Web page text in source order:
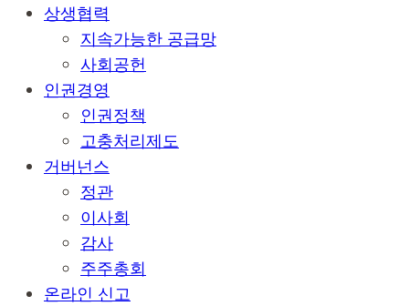
상생협력
지속가능한 공급망
사회공헌
인권경영
인권정책
고충처리제도
거버넌스
정관
이사회
감사
주주총회
온라인 신고